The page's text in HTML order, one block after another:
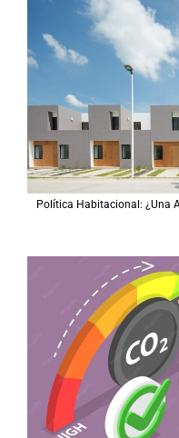
Política Habitacional: ¿Una